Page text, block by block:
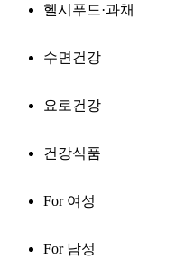
헬시푸드·과채
수면건강
요로건강
건강식품
For 여성
For 남성